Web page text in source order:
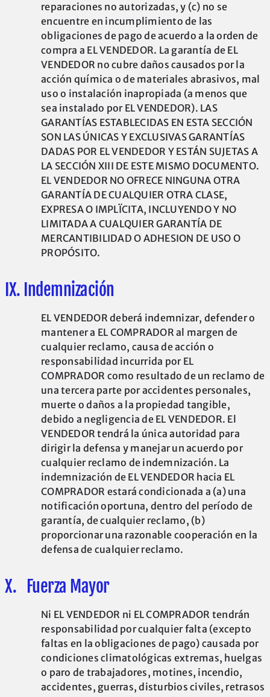
reparaciones no autorizadas, y (c) no se
encuentre en incumplimiento de las
obligaciones de pago de acuerdo a la orden de
compra a EL VENDEDOR. La garantía de EL
VENDEDOR no cubre daños causados por la
acción química o de materiales abrasivos, mal
uso o instalación inapropiada (a menos que
sea instalado por EL VENDEDOR). LAS
GARANTÍAS ESTABLECIDAS EN ESTA SECCIÓN
SON LAS ÚNICAS Y EXCLUSIVAS GARANTÍAS
DADAS POR EL VENDEDOR Y ESTÁN SUJETAS A
LA SECCIÓN XIII DE ESTE MISMO DOCUMENTO.
EL VENDEDOR NO OFRECE NINGUNA OTRA
GARANTÍA DE CUALQUIER OTRA CLASE,
EXPRESA O IMPLÏCITA, INCLUYENDO Y NO
LIMITADA A CUALQUIER GARANTÍA DE
MERCANTIBILIDAD O ADHESION DE USO O
PROPÓSITO.
IX. Indemnización
EL VENDEDOR deberá indemnizar, defender o
mantener a EL COMPRADOR al margen de
cualquier reclamo, causa de acción o
responsabilidad incurrida por EL
COMPRADOR como resultado de un reclamo de
una tercera parte por accidentes personales,
muerte o daños a la propiedad tangible,
debido a negligencia de EL VENDEDOR. El
VENDEDOR tendrá la única autoridad para
dirigir la defensa y manejar un acuerdo por
cualquier reclamo de indemnización. La
indemnización de EL VENDEDOR hacia EL
COMPRADOR estará condicionada a (a) una
notificación oportuna, dentro del período de
garantía, de cualquier reclamo, (b)
proporcionar una razonable cooperación en la
defensa de cualquier reclamo.
X. Fuerza Mayor
Ni EL VENDEDOR ni EL COMPRADOR tendrán
responsabilidad por cualquier falta (excepto
faltas en la obligaciones de pago) causada por
condiciones climatológicas extremas, huelgas
o paro de trabajadores, motines, incendio,
accidentes, guerras, disturbios civiles, retrasos